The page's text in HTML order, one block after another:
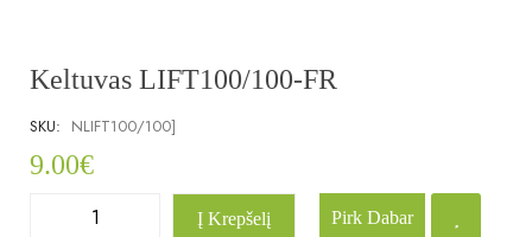
Keltuvas LIFT100/100-FR
SKU: NLIFT100/100]
9.00€
Į Krepšelį Pirk Dabar